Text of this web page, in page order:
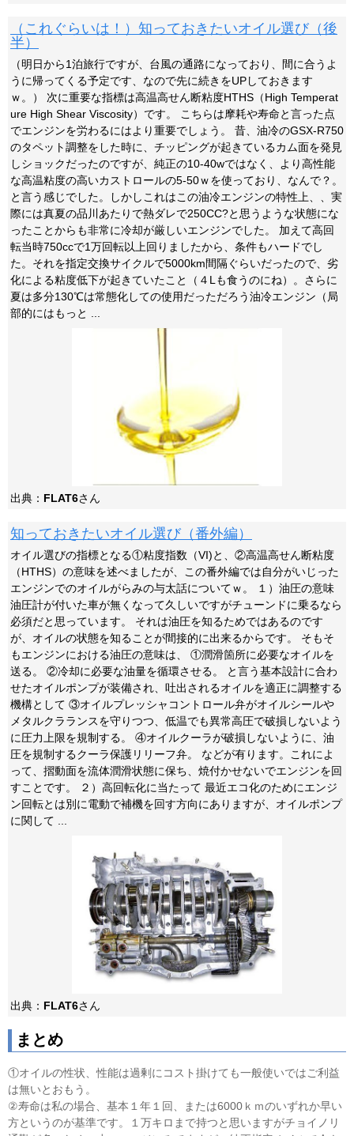
（これぐらいは！）知っておきたいオイル選び（後
半）
（明日から1泊旅行ですが、台風の通路になっており、間に合うよ
うに帰ってくる予定です、なので先に続きをUPしておきます
ｗ。） 次に重要な指標は高温高せん断粘度HTHS（High Temperat
ure High Shear Viscosity）です。 こちらは摩耗や寿命と言った点
でエンジンを労わるにはより重要でしょう。 昔、油冷のGSX-R750
のタペット調整をした時に、チッピングが起きているカム面を発見
しショックだったのですが、純正の10-40wではなく、より高性能
な高温粘度の高いカストロールの5-50ｗを使っており、なんで？。
と言う感じでした。しかしこれはこの油冷エンジンの特性上、、実
際には真夏の品川あたりで熱ダレで250CC?と思うような状態にな
ったことからも非常に冷却が厳しいエンジンでした。 加えて高回
転当時750ccで1万回転以上回りましたから、条件もハードでし
た。それを指定交換サイクルで5000km間隔ぐらいだったので、劣
化による粘度低下が起きていたこと（４Lも食うのにね）。さらに
夏は多分130℃は常態化しての使用だっただろう油冷エンジン（局
部的にはもっと ...
出典： FLAT6さん
知っておきたいオイル選び（番外編）
オイル選びの指標となる①粘度指数（VI)と、②高温高せん断粘度
（HTHS）の意味を述べましたが、この番外編では自分がいじった
エンジンでのオイルがらみの与太話についてｗ。 １）油圧の意味
油圧計が付いた車が無くなって久しいですがチューンドに乗るなら
必須だと思っています。 それは油圧を知るためではあるのです
が、オイルの状態を知ることが間接的に出来るからです。 そもそ
もエンジンにおける油圧の意味は、 ①潤滑箇所に必要なオイルを
送る。 ②冷却に必要な油量を循環させる。 と言う基本設計に合わ
せたオイルポンプが装備され、吐出されるオイルを適正に調整する
機構として ③オイルプレッシャコントロール弁がオイルシールや
メタルクラランスを守りつつ、低温でも異常高圧で破損しないよう
に圧力上限を規制する。 ④オイルクーラが破損しないように、油
圧を規制するクーラ保護リリーフ弁。 などが有ります。これによ
って、摺動面を流体潤滑状態に保ち、焼付かせないでエンジンを回
すことです。 ２）高回転化に当たって 最近エコ化のためにエンジ
ン回転とは別に電動で補機を回す方向にありますが、オイルポンプ
に関して ...
出典： FLAT6さん
まとめ
①オイルの性状、性能は過剰にコスト掛けても一般使いではご利益
は無いとおもう。
②寿命は私の場合、基本１年１回、または6000ｋｍのいずれか早い
方というのが基準です。１万キロまで持つと思いますがチョイノリ